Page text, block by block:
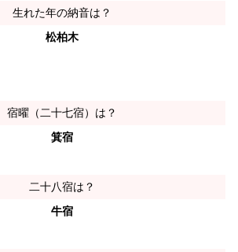
生れた年の納音は？
松柏木
宿曜（二十七宿）は？
箕宿
二十八宿は？
牛宿